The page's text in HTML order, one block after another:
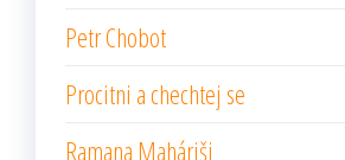
Petr Chobot
Procitni a chechtej se
Ramana Maháriši